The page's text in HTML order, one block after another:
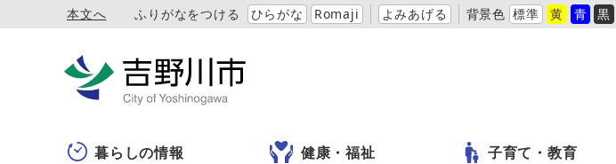
本文へ ふりがなをつける ひらがな Romaji よみあげる 背景色 標準 黄 青 黒
暮らしの情報 健康・福祉 子育て・教育